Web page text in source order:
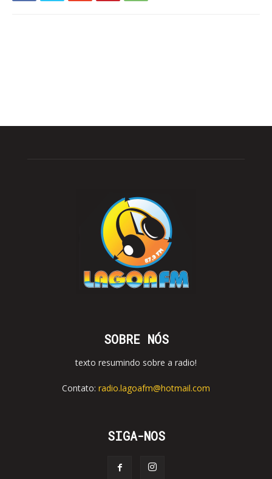
SOBRE NÓS
texto resumindo sobre a radio!
Contato: radio.lagoafm@hotmail.com
SIGA-NOS